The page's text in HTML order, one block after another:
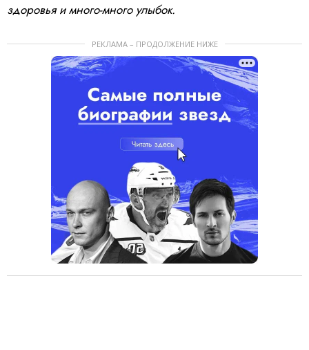
здоровья и много-много улыбок.
РЕКЛАМА – ПРОДОЛЖЕНИЕ НИЖЕ